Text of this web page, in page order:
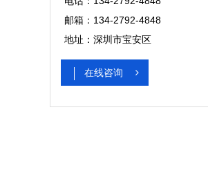
邮箱：134-2792-4848
地址：深圳市宝安区
在线咨询